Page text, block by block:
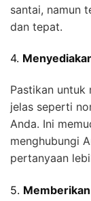
santai, namun
dan tepat.
4.
Pastikan
jelas seperti
Anda. Ini
menghubungi
pertanyaan
5.